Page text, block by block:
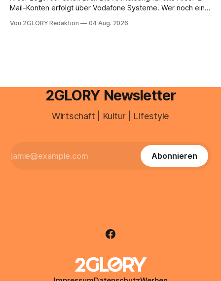
Mail-Konten erfolgt über Vodafone Systeme. Wer noch eine
besitzt, loggt sich heute über das Vodafone E-Mail & Cloud
Von 2GLORY Redaktion 04 Aug. 2026
2GLORY Newsletter
Wirtschaft | Kultur | Lifestyle
Abonnieren